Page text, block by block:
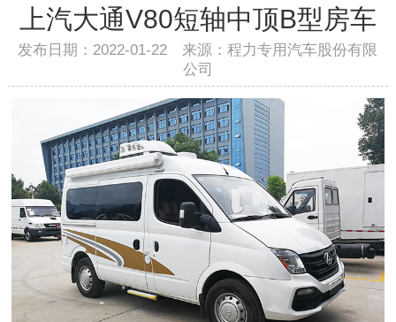
上汽大通V80短轴中顶B型房车
发布日期：2022-01-22 来源：程力专用汽车股份有限
公司